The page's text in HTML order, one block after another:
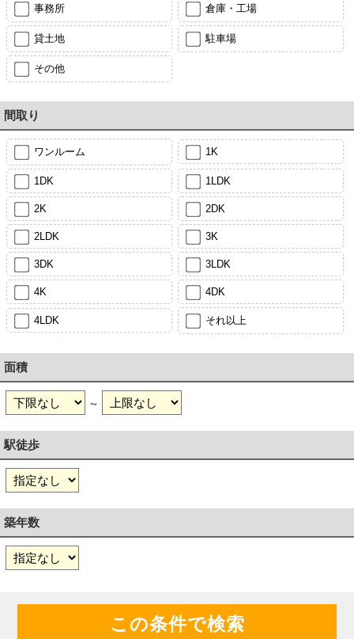
事務所 倉庫・工場
貸土地 駐車場
その他
間取り
ワンルーム 1K
1DK 1LDK
2K 2DK
2LDK 3K
3DK 3LDK
4K 4DK
4LDK それ以上
面積
～
駅徒歩
築年数